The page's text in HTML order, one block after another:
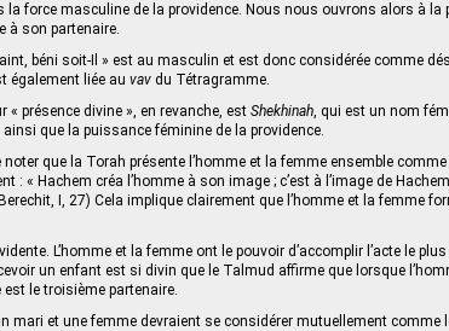
la force masculine de la providence. Nous nous ouvrons alors à la
à son partenaire.
béni soit-Il » est au masculin et est donc considérée comme
également liée au vav du Tétragramme.
« présence divine », en revanche, est Shekhinah, qui est un nom
que la puissance féminine de la providence.
noter que la Torah présente l’homme et la femme ensemble
: « Hachem créa l’homme à son image ; c’est à l’image de
I, 27) Cela implique clairement que l’homme et la femme
L’homme et la femme ont le pouvoir d’accomplir l’acte le
un enfant est si divin que le Talmud affirme que lorsque
est le troisième partenaire.
mari et une femme devraient se considérer mutuellement comme